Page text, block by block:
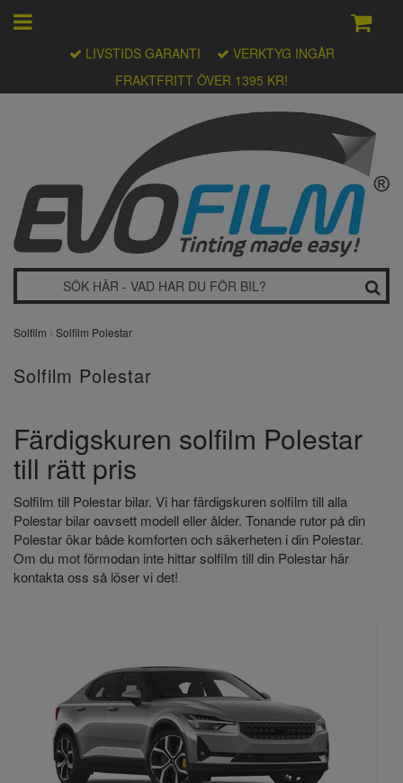
FRAKTFRITT ÖVER 1395 KR!
LIVSTIDS GARANTI VERKTYG INGÅR
Solfilm Solfilm Polestar
Solfilm Polestar
Färdigskuren solfilm Polestar
till rätt pris
Solfilm till Polestar bilar. Vi har färdigskuren solfilm till alla
Polestar bilar oavsett modell eller ålder. Tonande rutor på din
Polestarökar både komforten och säkerheten i din Polestar.
Om du mot förmodan inte hittar solfilm till din Polestar här
kontakta oss så löser vi det!